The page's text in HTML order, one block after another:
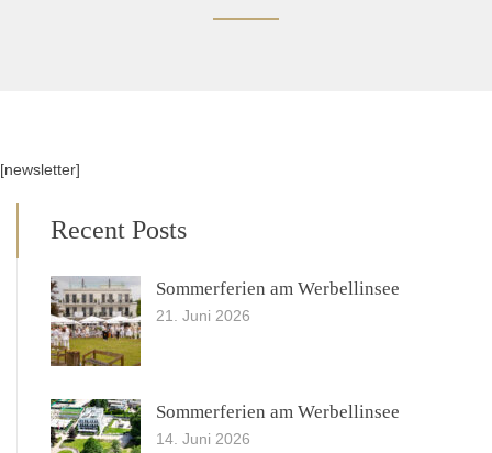
[newsletter]
Recent Posts
Sommerferien am Werbellinsee
21. Juni 2026
Sommerferien am Werbellinsee
14. Juni 2026